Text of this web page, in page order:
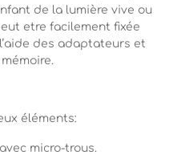
de la lumière vive ou
etre facilement fixée
des adaptateurs et
éléments:
micro-trous.